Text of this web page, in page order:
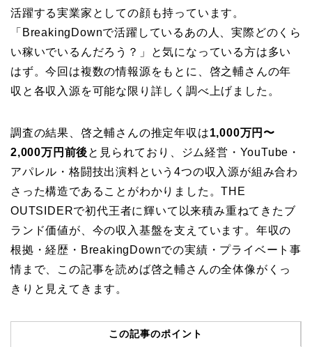
活躍する実業家としての顔も持っています。
「BreakingDownで活躍しているあの人、実際どのくら
い稼いでいるんだろう？」と気になっている方は多い
はず。今回は複数の情報源をもとに、啓之輔さんの年
収と各収入源を可能な限り詳しく調べ上げました。
調査の結果、啓之輔さんの推定年収は1,000万円〜
2,000万円前後と見られており、ジム経営・YouTube・
アパレル・格闘技出演料という4つの収入源が組み合わ
さった構造であることがわかりました。THE
OUTSIDERで初代王者に輝いて以来積み重ねてきたブ
ランド価値が、今の収入基盤を支えています。年収の
根拠・経歴・BreakingDownでの実績・プライベート事
情まで、この記事を読めば啓之輔さんの全体像がくっ
きりと見えてきます。
この記事のポイント